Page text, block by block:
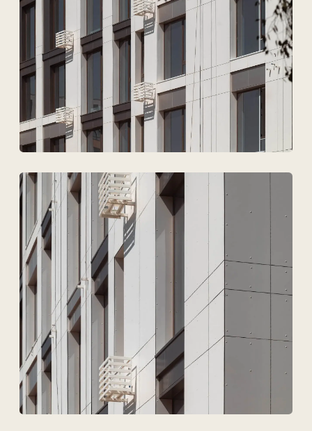
Техновид — бұл
сәулетшілердің,
инженерлердің және
девелоперлердіңтілінде
сөйлейтін команда.
+7
Файлдарды жүктеу
Дербес деректердің өңделуіне келісемін
Жобаны талқылау